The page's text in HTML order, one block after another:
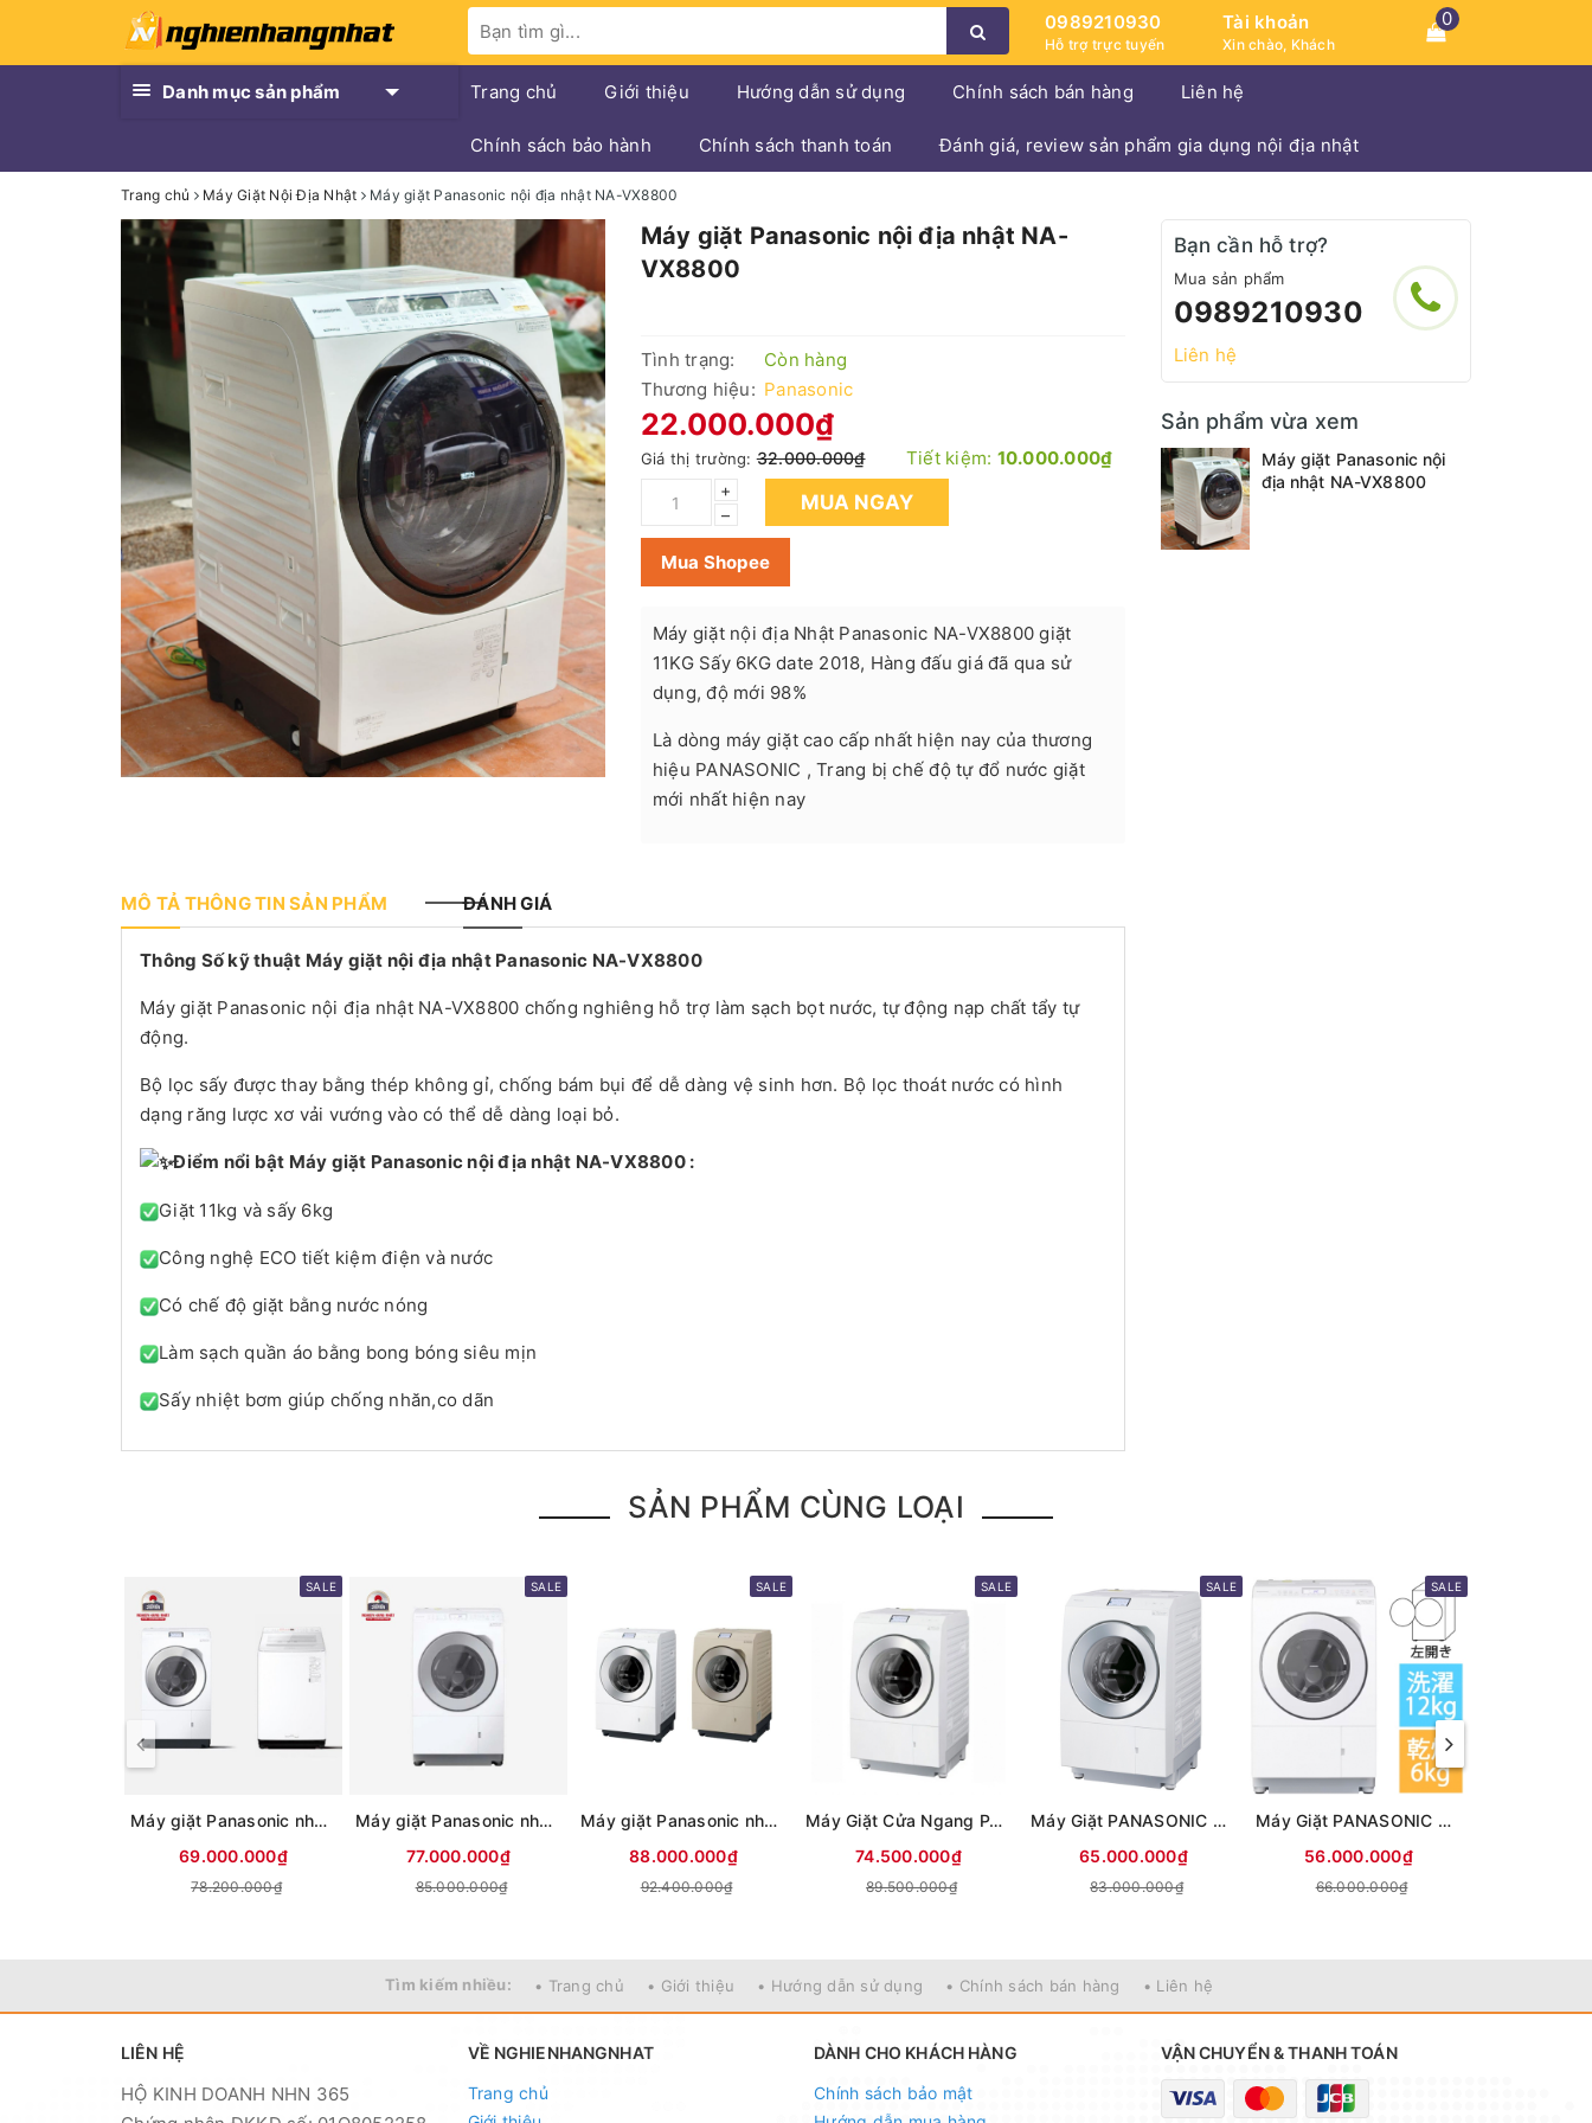
0989210930
Hỗ trợ trực tuyến
Tài khoản
Xin chào, Khách
0
Danh mục sản phẩm Trang chủ Giới thiệu Hướng dẫn sử dụng Chính sách bán hàng Liên hệ
Chính sách bảo hành Chính sách thanh toán Đánh giá, review sản phẩm gia dụng nội địa nhật
Trang chủ Máy Giặt Nội Địa Nhật Máy giặt Panasonic nội địa nhật NA-VX8800
Máy giặt Panasonic nội địa nhật NA-
VX8800
Tình trạng:
Còn hàng
Thương hiệu: Panasonic
22.000.000₫
Giá thị trường:32.000.000₫ Tiết kiệm: 10.000.000₫
+
–
MUA NGAY
Mua Shopee
Máy giặt nội địa Nhật Panasonic NA-VX8800 giặt
11KG Sấy 6KG date 2018, Hàng đấu giá đã qua sử
dụng, độ mới 98%
Là dòng máy giặt cao cấp nhất hiện nay của thương
hiệu PANASONIC , Trang bị chế độ tự đổ nước giặt
mới nhất hiện nay
MÔ TẢ THÔNG TIN SẢN PHẨM ĐÁNH GIÁ
Thông Số kỹ thuật Máy giặt nội địa nhật Panasonic NA-VX8800
Máy giặt Panasonic nội địa nhật NA-VX8800 chống nghiêng hỗ trợ làm sạch bọt nước, tự động nạp chất tẩy tự
động.
Bộ lọc sấy được thay bằng thép không gỉ, chống bám bụi để dễ dàng vệ sinh hơn. Bộ lọc thoát nước có hình
dạng răng lược xơ vải vướng vào có thể dễ dàng loại bỏ.
Điểm nổi bật Máy giặt Panasonic nội địa nhật NA-VX8800 :
Giặt 11kg và sấy 6kg
Công nghệ ECO tiết kiệm điện và nước
Có chế độ giặt bằng nước nóng
Làm sạch quần áo bằng bong bóng siêu mịn
Sấy nhiệt bơm giúp chống nhăn,co dãn
Bạn cần hỗ trợ?
Mua sản phẩm
0989210930
Liên hệ
Sản phẩm vừa xem
Máy giặt Panasonic nội
địa nhật NA-VX8800
SẢN PHẨM CÙNG LOẠI
SALE
Máy giặt Panasonic nhật nội địa NA-LX125DL New 100%
69.000.000₫
78.200.000₫
SALE
Máy giặt Panasonic nhật nội địa NA-LX127DL Siêu Mới 100%
77.000.000₫
85.000.000₫
SALE
Máy giặt Panasonic nhật nội địa Nhật NA-LX129DL
88.000.000₫
92.400.000₫
SALE
Máy Giặt Cửa Ngang PANASONIC NA-LX129CL Giặt 12kg Sấy 6kg
74.500.000₫
89.500.000₫
SALE
Máy Giặt PANASONIC NA-LX127CL Giặt 12kg Sấy 6Kg
65.000.000₫
83.000.000₫
SALE
Máy Giặt PANASONIC NA-LX125CL Giặt 12kg Sấy 6kg
56.000.000₫
66.000.000₫
Tìm kiếm nhiều: • Trang chủ • Giới thiệu • Hướng dẫn sử dụng • Chính sách bán hàng • Liên hệ
LIÊN HỆ
HỘ KINH DOANH NHN 365
VỀ NGHIENHANGNHAT
Trang chủ
DÀNH CHO KHÁCH HÀNG
Chính sách bảo mật
VẬN CHUYỂN & THANH TOÁN